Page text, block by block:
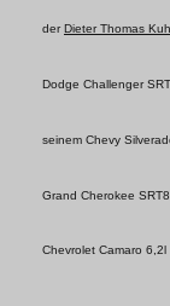
derDieter Thomas
Dodge Challenger
seinem Chevy
Grand Cherokee SRT8
Chevrolet Camaro 6,2l